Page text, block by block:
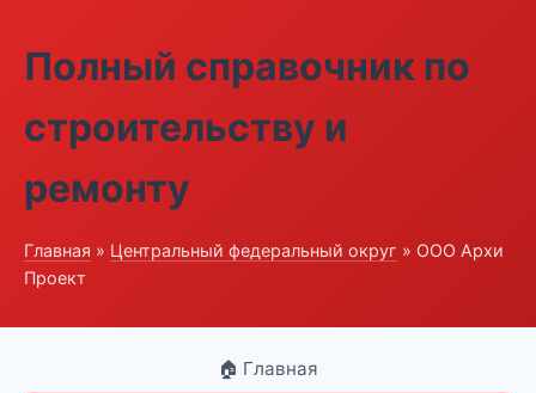
Полный справочник по
строительству и
ремонту
Главная » Центральный федеральный округ » ООО Архи
Проект
🏠 Главная